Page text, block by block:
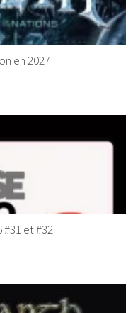
en 2027
#31 et #32